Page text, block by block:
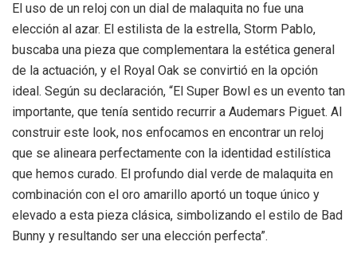
El uso de un reloj con un dial de malaquita no fue una
elección al azar. El estilista de la estrella, Storm Pablo,
buscaba una pieza que complementara la estética general
de la actuación, y el Royal Oak se convirtió en la opción
ideal. Según su declaración, “El Super Bowl es un evento tan
importante, que tenía sentido recurrir a Audemars Piguet. Al
construir este look, nos enfocamos en encontrar un reloj
que se alineara perfectamente con la identidad estilística
que hemos curado. El profundo dial verde de malaquita en
combinación con el oro amarillo aportó un toque único y
elevado a esta pieza clásica, simbolizando el estilo de Bad
Bunny y resultando ser una elección perfecta”.